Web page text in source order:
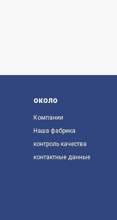
около
Компании
Наша фабрика
контроль качества
контактные данные